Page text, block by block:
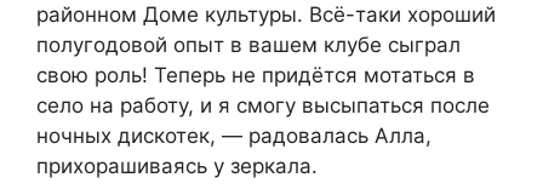
районном Доме культуры. Всё-таки хороший
полугодовой опыт в вашем клубе сыграл
свою роль! Теперь не придётся мотаться в
село на работу, и я смогу высыпаться после
ночных дискотек, — радовалась Алла,
прихорашиваясь у зеркала.